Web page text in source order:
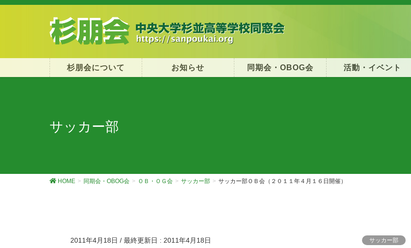
杉朋会について お知らせ 同期会・OBOG会 活動・イベント
サッカー部
HOME 同期会・OBOG会 ＯＢ・ＯＧ会 サッカー部 サッカー部ＯＢ会（２０１１年４月１６日開催）
2011年4月18日 / 最終更新日 : 2011年4月18日 サッカー部